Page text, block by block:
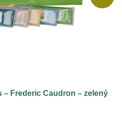
– Frederic Caudron – zelený